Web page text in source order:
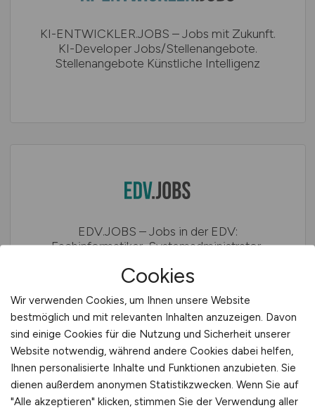
KI-ENTWICKLER.JOBS – Jobs mit Zukunft.
KI-Developer Jobs/Stellenangebote.
Stellenangebote Künstliche Intelligenz
EDV.JOBS – Jobs in der EDV:
Fachinformatiker, Systemadministrator,
uvm.
Cookies
Wir verwenden Cookies, um Ihnen unsere Website
bestmöglich und mit relevanten Inhalten anzuzeigen. Davon
sind einige Cookies für die Nutzung und Sicherheit unserer
Website notwendig, während andere Cookies dabei helfen,
Ihnen personalisierte Inhalte und Funktionen anzubieten. Sie
dienen außerdem anonymen Statistikzwecken. Wenn Sie auf
"Alle akzeptieren" klicken, stimmen Sie der Verwendung aller